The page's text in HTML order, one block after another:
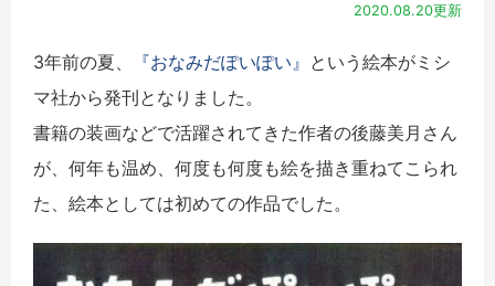
2020.08.20更新
3年前の夏、 『おなみだぽいぽい』 という絵本がミシ
マ社から発刊となりました。
書籍の装画などで活躍されてきた作者の後藤美月さん
が、何年も温め、何度も何度も絵を描き重ねてこられ
た、絵本としては初めての作品でした。